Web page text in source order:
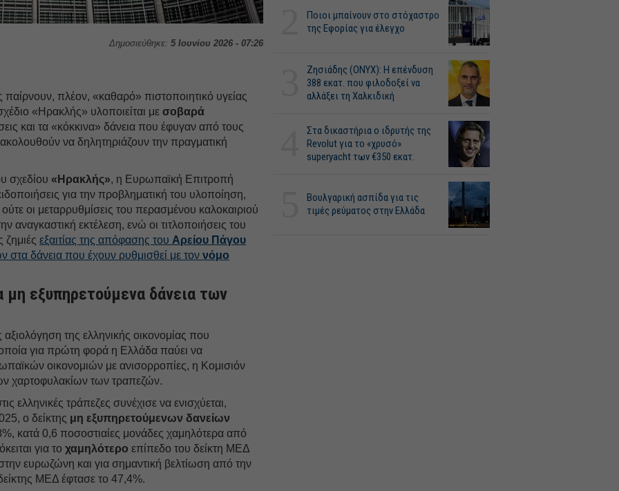
Δημοσιεύθηκε: 5 Ιουνίου 2026 - 07:26
παίρνουν, πλέον, «καθαρό» πιστοποιητικό υγείας
«Ηρακλής» υλοποιείται μεσοβαρά
και τα «κόκκινα» δάνεια που έφυγαν από τους
να δηλητηριάζουν την πραγματική
σχεδίου «Ηρακλής», η Ευρωπαϊκή Επιτροπή
για την προβληματική του υλοποίηση,
οι μεταρρυθμίσεις του περασμένου καλοκαιριού
αναγκαστική εκτέλεση, ενώ οι τιτλοποιήσεις του
ζημιέςεξαιτίας της απόφασης του Αρείου Πάγου
στα δάνεια που έχουν ρυθμισθεί με τοννόμο
μη εξυπηρετούμενα δάνεια των
αξιολόγηση της ελληνικής οικονομίας που
για πρώτη φορά η Ελλάδα παύει να
οικονομιών με ανισορροπίες, η Κομισιόν
χαρτοφυλακίων των τραπεζών.
ελληνικές τράπεζες συνέχισε να ενισχύεται,
ο δείκτης μη εξυπηρετούμενων δανείων
κατά 0,6 ποσοστιαίες μονάδες χαμηλότερα από
για τοχαμηλότερο επίπεδο του δείκτη ΜΕΔ
ευρωζώνη και για σημαντική βελτίωση από την
ΜΕΔ έφτασε το 47,4%.
Ποιοι μπαίνουν στο στόχαστρο
της Εφορίας για έλεγχο
Ζησιάδης (ONYX): Η επένδυση
388 εκατ. που φιλοδοξεί να
αλλάξει τη Χαλκιδική
Στα δικαστήρια ο ιδρυτής της
Revolut για το «χρυσό»
superyacht των €350 εκατ.
Βουλγαρική ασπίδα για τις
τιμές ρεύματος στην Ελλάδα